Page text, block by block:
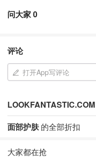
问大家0
评论
打开App写评论
LOOKFANTASTIC.COM
面部护肤的全部折扣
大家都在抢